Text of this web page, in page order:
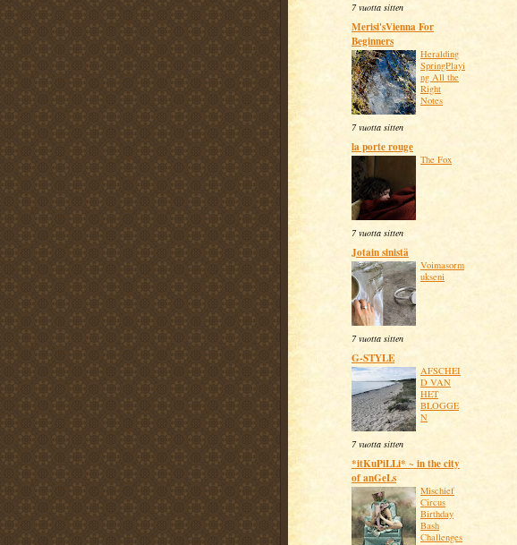
7 vuotta sitten
Merisi'sVienna For
Beginners
Heralding
SpringPlayi
ng All the
Right
Notes
7 vuotta sitten
la porte rouge
The Fox
7 vuotta sitten
Jotain sinistä
Voimasorm
ukseni
7 vuotta sitten
G-STYLE
AFSCHEI
D VAN
HET
BLOGGE
N
7 vuotta sitten
*itKuPiLLi* ~ in the city
of anGeLs
Mischief
Circus
Birthday
Bash
Challenges